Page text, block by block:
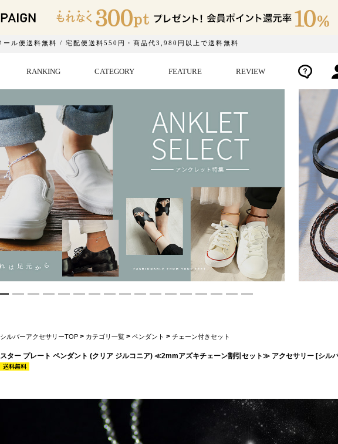
シルバーアクセサリーTOP > カテゴリ一覧 > ペンダント > チェーン付きセット
スター プレート ペンダント (クリア ジルコニア) ≪2mmアズキチェーン割引セット≫ アクセサリー [シル